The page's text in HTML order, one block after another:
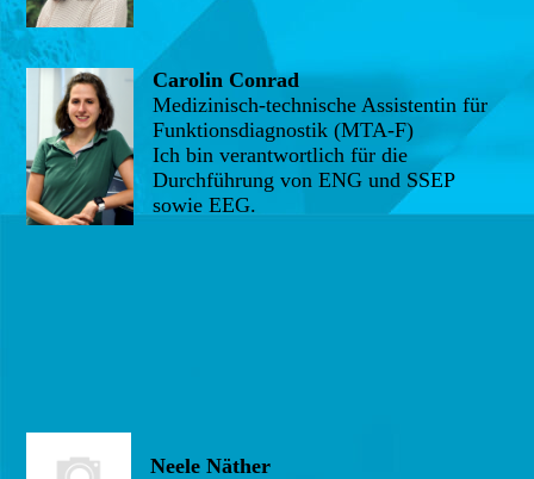
Carolin Conrad
Medizinisch-technische Assistentin für
Funktionsdiagnostik (MTA-F)
Ich bin verantwortlich für die
Durchführung von ENG und SSEP
sowie EEG.
Neele Näther